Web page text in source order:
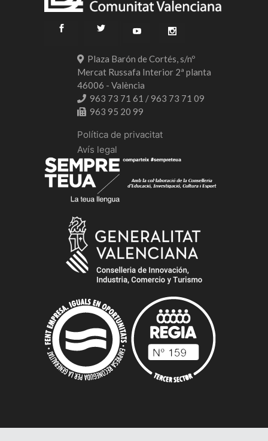
Plaza Barón de Cortés, s/nº
Mercat Russafa Interior 2ª planta
46006 - València
963 73 71 61 / 963 73 71 09
963 95 20 99
Política de privacitat
Avís legal